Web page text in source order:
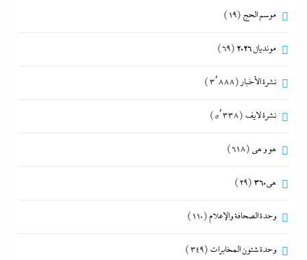
موسم الحج (19)
مونديال 2026 (69)
نشرة الأخبار (3٬888)
نشرة لايف (5٬338)
هو و هي (618)
هى360 (29)
وحدة الصحافة والإعلام(110)
وحدة شئون المخابرات (349)